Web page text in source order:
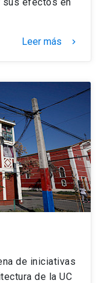
Leer más keyboard_arrow_right
de iniciativas
de la UC